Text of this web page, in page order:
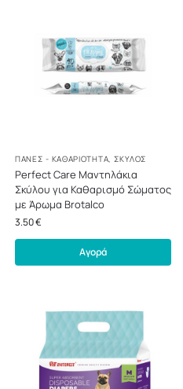
ΠΆΝΕΣ - ΚΑΘΑΡΙΌΤΗΤΑ, ΣΚΎΛΟΣ
Perfect Care Μαντηλάκια
Σκύλου για Καθαρισμό Σώματος
με Άρωμα Brotalco
3.50€
Αγορά